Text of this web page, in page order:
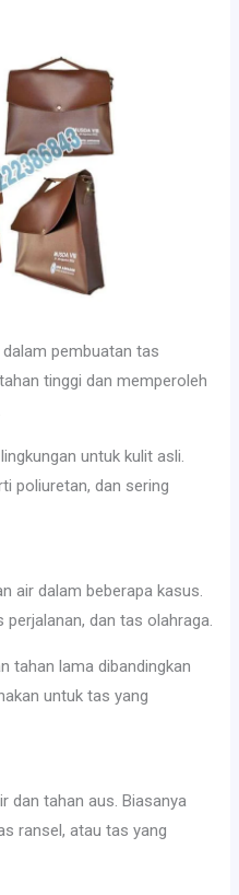
pembuatan tas
tinggi dan memperoleh
untuk kulit asli.
poliuretan, dan sering
air dalam beberapa kasus.
dan tas olahraga.
tahan lama dibandingkan
untuk tas yang
dan tahan aus. Biasanya
ransel, atau tas yang